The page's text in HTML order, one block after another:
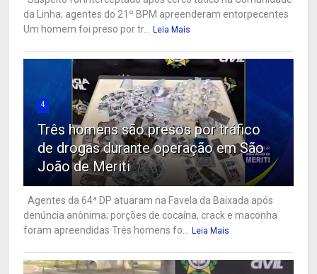
da Linha; agentes do 21º BPM apreenderam entorpecentes
Um homem foi preso por tr... Leia Mais
4
Três homens são presos por tráfico
de drogas durante operação em São
João de Meriti
Agentes da 64ª DP atuaram na Favela da Baixada após
denúncia anônima; porções de cocaína, crack e maconha
foram apreendidas Três homens fo... Leia Mais